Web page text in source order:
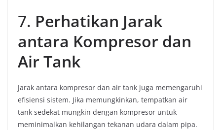
7. Perhatikan Jarak
antara Kompresor dan
Air Tank
Jarak antara kompresor dan air tank juga memengaruhi
efisiensi sistem. Jika memungkinkan, tempatkan air
tank sedekat mungkin dengan kompresor untuk
meminimalkan kehilangan tekanan udara dalam pipa.